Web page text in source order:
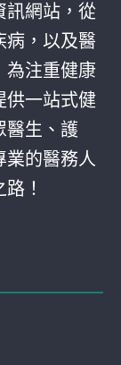
訊網站，從
病，以及醫
為注重健康
供一站式健
醫生、護
業的醫務人
！